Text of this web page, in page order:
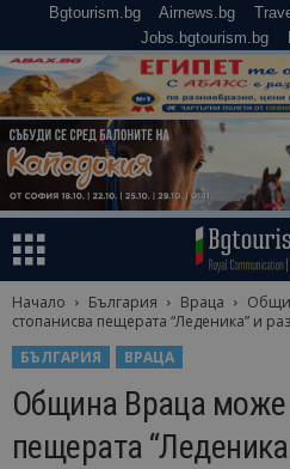
Bgtourism.bg Airnews.bg
Jobs.bgtourism.bg
Начало България Враца
стопанисва пещерата “Леденика” и
БЪЛГАРИЯ
ВРАЦА
Община Враца може
пещерата